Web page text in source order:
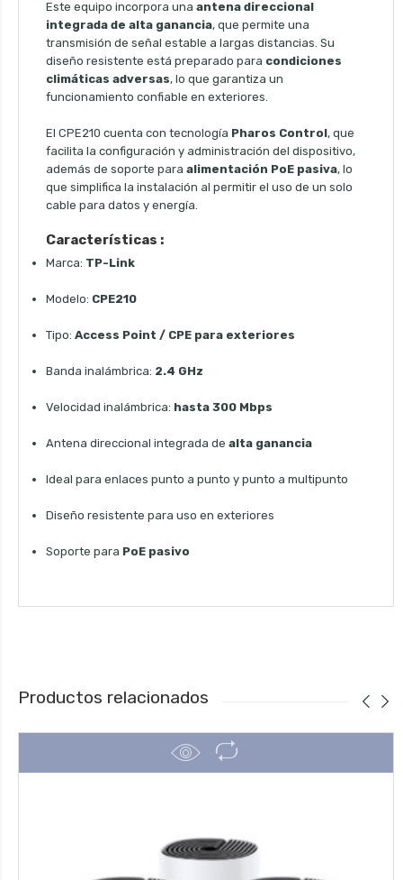
Este equipo incorpora una antena direccional
integrada de alta ganancia, que permite una
transmisión de señal estable a largas distancias. Su
diseño resistente está preparado para condiciones
climáticas adversas, lo que garantiza un
funcionamiento confiable en exteriores.
El CPE210 cuenta con tecnología Pharos Control, que
facilita la configuración y administración del dispositivo,
además de soporte para alimentación PoE pasiva, lo
que simplifica la instalación al permitir el uso de un solo
cable para datos y energía.
Características :
Marca: TP-Link
Modelo: CPE210
Tipo: Access Point / CPE para exteriores
Banda inalámbrica: 2.4 GHz
Velocidad inalámbrica: hasta 300 Mbps
Antena direccional integrada de alta ganancia
Ideal para enlaces punto a punto y punto a multipunto
Diseño resistente para uso en exteriores
Soporte para PoE pasivo
Productos relacionados